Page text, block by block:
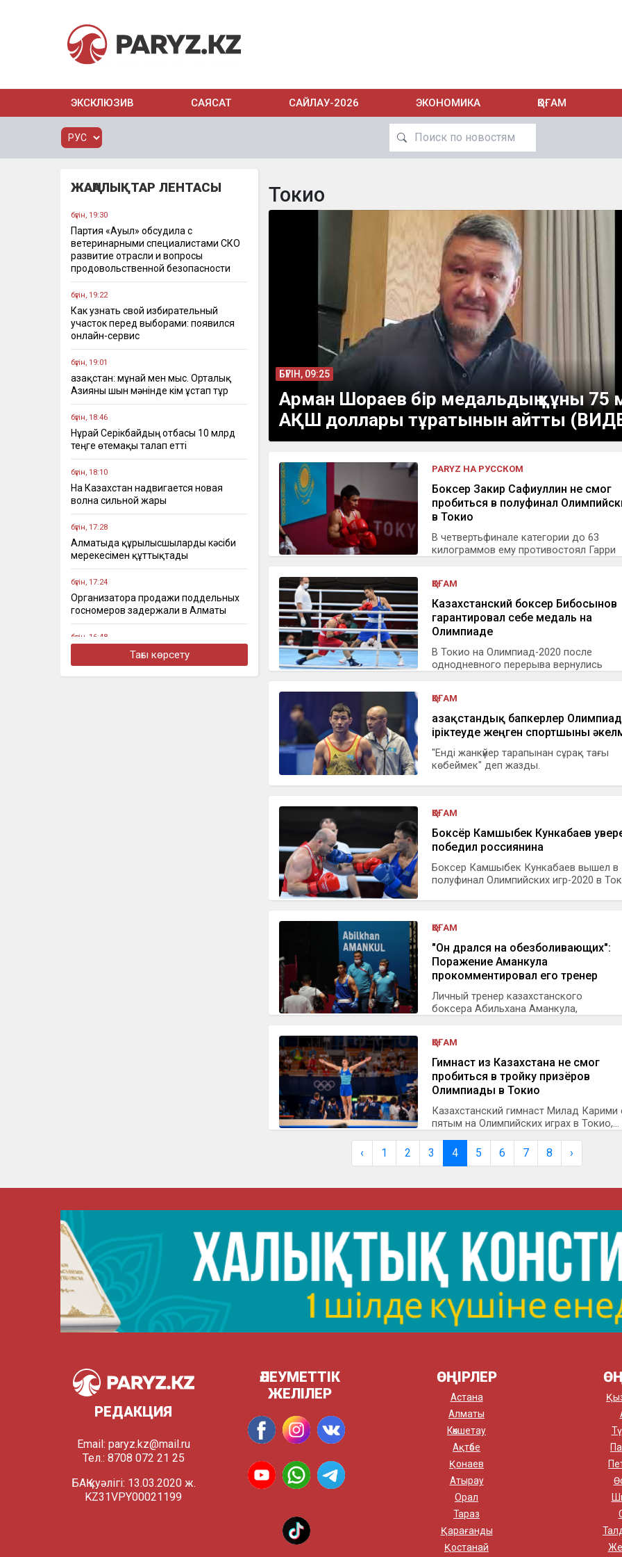
ЭКСКЛЮЗИВ САЯСАТ САЙЛАУ-2026 ЭКОНОМИКА ҚОҒАМ
ЖАҢАЛЫҚТАР ЛЕНТАСЫ
бүгін, 19:30
Партия «Ауыл» обсудила с
ветеринарными специалистами СКО
развитие отрасли и вопросы
продовольственной безопасности
бүгін, 19:22
Как узнать свой избирательный
участок перед выборами: появился
онлайн-сервис
бүгін, 19:01
Қазақстан: мұнай мен мыс. Орталық
Азияны шын мәнінде кім ұстап тұр
бүгін, 18:46
Нұрай Серікбайдың отбасы 10 млрд
теңге өтемақы талап етті
бүгін, 18:10
На Казахстан надвигается новая
волна сильной жары
бүгін, 17:28
Алматыда құрылысшыларды кәсіби
мерекесімен құттықтады
бүгін, 17:24
Организатора продажи поддельных
госномеров задержали в Алматы
бүгін, 16:48
Алматыда жеңіл көлік тоқтап тұрған
жүк көлігімен соқтығысты
Тағы көрсету
Токио
БҮГІН, 09:25
Арман Шораев бір медальдың құны 75
АҚШ доллары тұратынын айтты
PARYZ НА РУССКОМ
Боксер Закир Сафиуллин не смог
пробиться в полуфинал
в Токио
В четвертьфинале категории до 63
килограммов ему противостоял Гарри
ҚОҒАМ
Казахстанский боксер Бибосынов
гарантировал себе медаль на
Олимпиаде
В Токио на Олимпиад-2020 после
однодневного перерыва вернулись
ҚОҒАМ
Қазақстандық бапкерлер
іріктеуде жеңген спортшыны
"Енді жанкүйер тарапынан сұрақ тағы
көбеймек" деп жазды.
ҚОҒАМ
Боксёр Камшыбек Кункабаев
победил россиянина
Боксер Камшыбек Кункабаев вышел в
полуфинал Олимпийских игр-2020 в
ҚОҒАМ
"Он дрался на обезболивающих":
Поражение Аманкула
прокомментировал его тренер
Личный тренер казахстанского
боксера Абильхана Аманкула,
ҚОҒАМ
Гимнаст из Казахстана не смог
пробиться в тройку призёров
Олимпиады в Токио
Казахстанский гимнаст Милад Карими
пятым на Олимпийских играх в Токио,...
‹ 1 2 3 4 5 6 7 8 ›
РЕДАКЦИЯ
Email: paryz.kz@mail.ru
Тел.: 8708 072 21 25
БАҚ куәлігі: 13.03.2020 ж.
KZ31VPY00021199
ӘЛЕУМЕТТІК
ЖЕЛІЛЕР
ӨҢІРЛЕР
Астана
Алматы
Көкшетау
Ақтөбе
Қонаев
Атырау
Орал
Тараз
Қарағанды
Қостанай